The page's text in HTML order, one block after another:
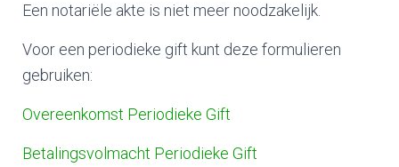
Een notariële akte is niet meer noodzakelijk.
Voor een periodieke gift kunt deze formulieren
gebruiken:
Overeenkomst Periodieke Gift
Betalingsvolmacht Periodieke Gift